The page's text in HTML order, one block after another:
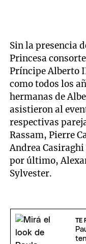
Sin la presencia
Princesa
Príncipe Alberto
como todos los
hermanas de
asistieron al
respectivas
Rassam, Pierre
Andrea
por último,
Sylvester.
TE